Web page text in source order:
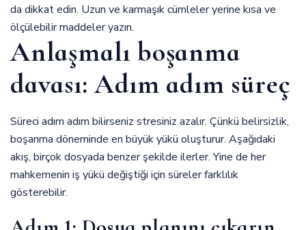
da dikkat edin. Uzun ve karmaşık cümleler yerine kısa ve
ölçülebilir maddeler yazın.
Anlaşmalı boşanma
davası: Adım adım süreç
Süreci adım adım bilirseniz stresiniz azalır. Çünkü belirsizlik,
boşanma döneminde en büyük yükü oluşturur. Aşağıdaki
akış, birçok dosyada benzer şekilde ilerler. Yine de her
mahkemenin iş yükü değiştiği için süreler farklılık
gösterebilir.